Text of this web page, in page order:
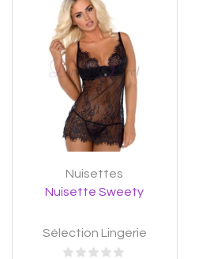
Nuisettes
Nuisette Sweety
Sélection Lingerie